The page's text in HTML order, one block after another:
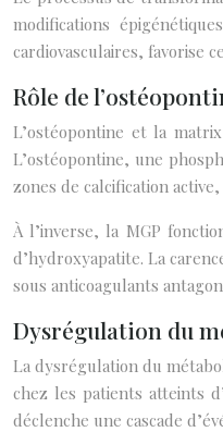
modifications
cardiovasculaires, favorise
Rôle de
L’ostéopontine et la
L’ostéopontine, une
zones de calcification
À l’inverse, la MGP
d’hydroxyapatite. La
sous anticoagulants
Dysrégulation du
La dysrégulation du
chez les patients atteints
déclenche une cascade